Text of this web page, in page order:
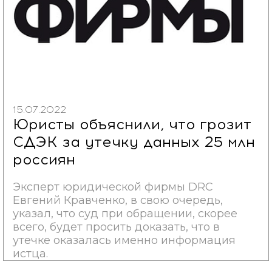
15.07.2022
Юристы объяснили, что грозит
СДЭК за утечку данных 25 млн
россиян
Эксперт юридической фирмы DRС
Евгений Кравченко, в свою очередь,
указал, что суд при обращении, скорее
всего, будет просить доказать, что в
утечке оказалась именно информация
истца.